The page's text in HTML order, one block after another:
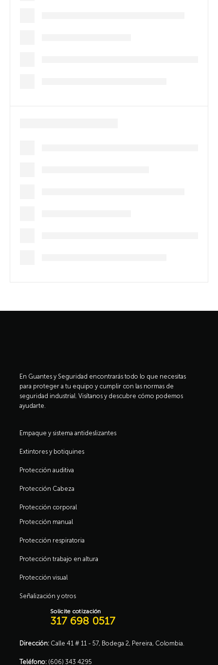
En Guantes y Seguridad encontrarás todo lo que necesitas
para proteger a tu equipo y cumplir con las normas de
seguridad industrial. Visítanos y descubre cómo podemos
ayudarte.
Empaque y sistema antideslizantes
Extintores y botiquines
Protección auditiva
Protección Cabeza
Protección corporal
Protección manual
Protección respiratoria
Protección trabajo en altura
Protección visual
Señalización y otros
Solicite cotización
317 698 0517
Dirección: Calle 41 # 11 - 57, Bodega 2, Pereira, Colombia.
Teléfono: (606) 343 4295